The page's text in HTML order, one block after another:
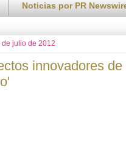
Noticias por PR
de julio de 2012
innovadores